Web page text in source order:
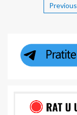
Previous